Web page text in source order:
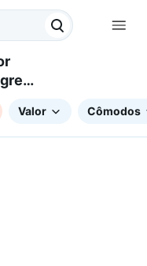
Valor Cômodos